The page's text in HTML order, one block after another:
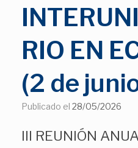
RIO EN
(2 de
Publicado el 28/05/2026
III REUNIÓN